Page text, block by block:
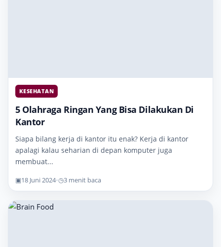
KESEHATAN
5 Olahraga Ringan Yang Bisa Dilakukan Di
Kantor
Siapa bilang kerja di kantor itu enak? Kerja di kantor
apalagi kalau seharian di depan komputer juga
membuat...
▣18 Juni 2024•◷3 menit baca